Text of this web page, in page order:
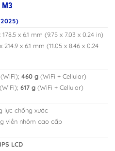
M3
178.5 x 6.1 mm (9.75 x 7.03 x 0.24 in)
214.9 x 6.1 mm (11.05 x 8.46 x 0.24
(WiFi);460 g (WiFi + Cellular)
(WiFi);617 g (WiFi + Cellular)
lực chống xước
viền nhôm cao cấp
LCD